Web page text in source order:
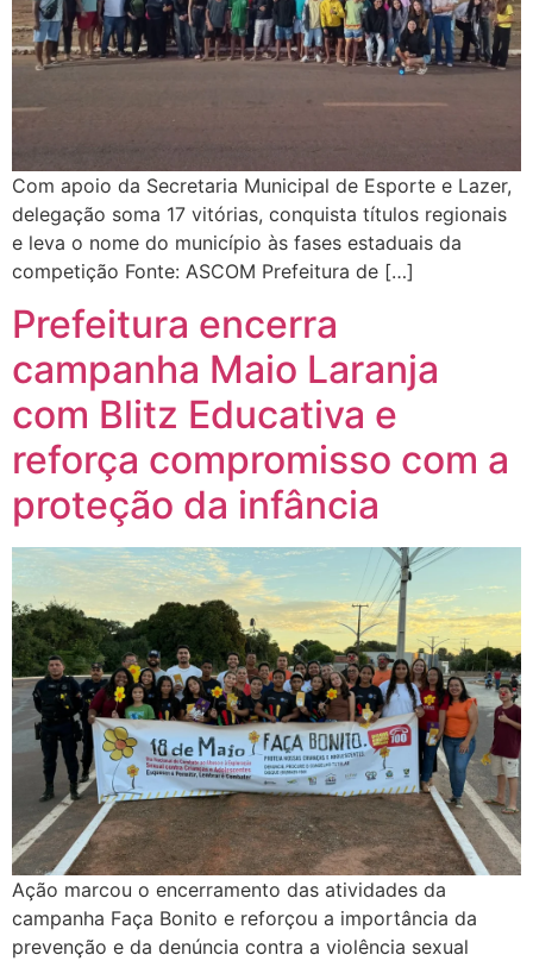
Com apoio da Secretaria Municipal de Esporte e Lazer,
delegação soma 17 vitórias, conquista títulos regionais
e leva o nome do município às fases estaduais da
competição Fonte: ASCOM Prefeitura de […]
Prefeitura encerra
campanha Maio Laranja
com Blitz Educativa e
reforça compromisso com a
proteção da infância
Ação marcou o encerramento das atividades da
campanha Faça Bonito e reforçou a importância da
prevenção e da denúncia contra a violência sexual